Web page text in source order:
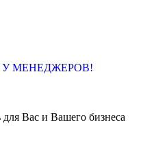
МЕНЕДЖЕРОВ!
Вас и Вашего бизнеса